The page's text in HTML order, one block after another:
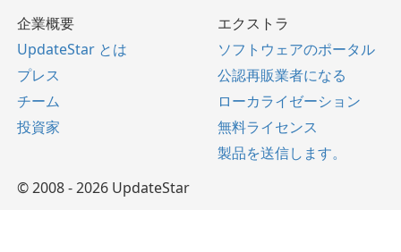
企業概要
UpdateStar とは
プレス
チーム
投資家
エクストラ
ソフトウェアのポータル
公認再販業者になる
ローカライゼーション
無料ライセンス
製品を送信します。
© 2008 - 2026 UpdateStar